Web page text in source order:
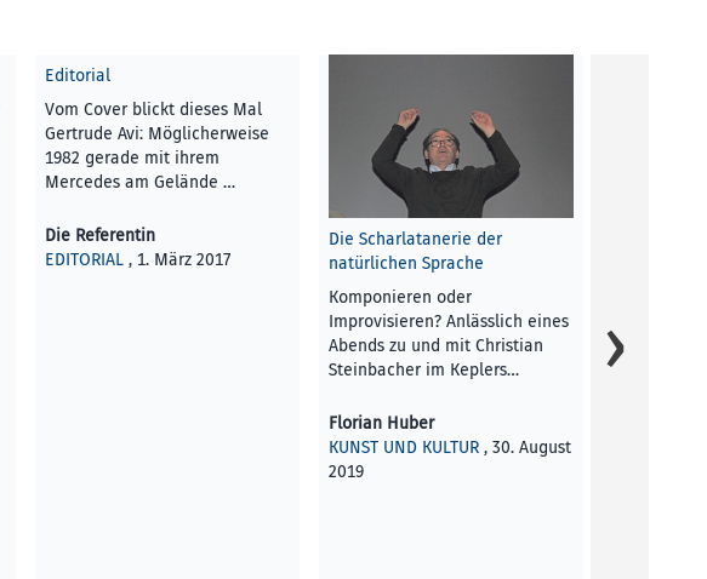
Editorial
Vom Cover blickt dieses Mal
Gertrude Avi: Möglicherweise
1982 gerade mit ihrem
Mercedes am Gelände …
Die Referentin
EDITORIAL , 1. März 2017
Die Scharlatanerie der
natürlichen Sprache
Komponieren oder
Improvisieren? Anlässlich eines
Abends zu und mit Christian
Steinbacher im Keplers…
Florian Huber
KUNST UND KULTUR , 30. August
2019